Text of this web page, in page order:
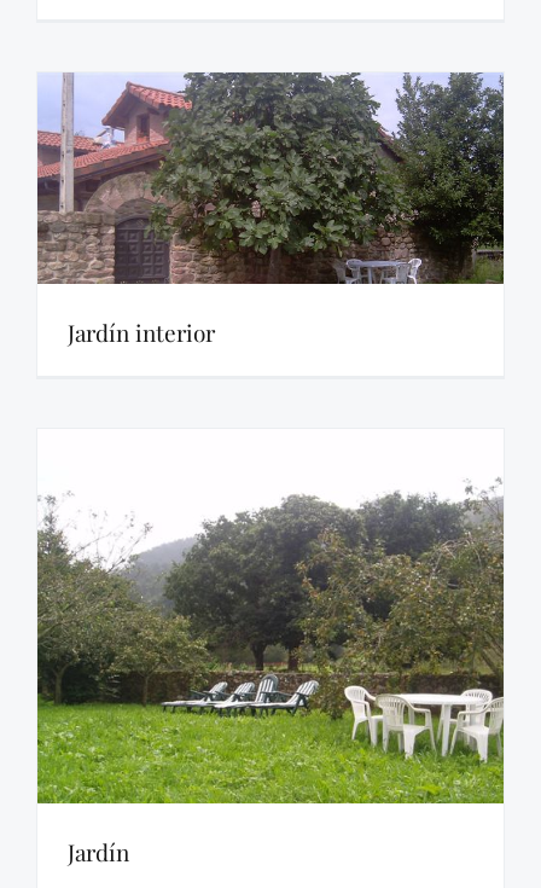
Jardín interior
Jardín